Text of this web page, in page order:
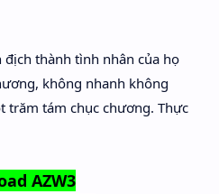
thành tình nhân của họ
không nhanh không
trăm tám chục chương. Thực
AZW3